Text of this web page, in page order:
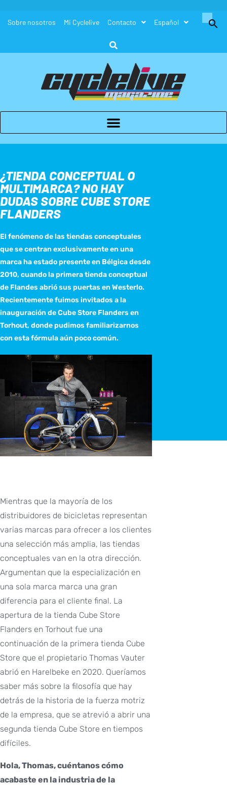
Sobre nosotros Mi Cyclelive Contacto Español
Buscar:
¿TIENDA CONCEPTUAL O
MULTIMARCA? NO HAY
DUDAS SOBRE CUBE STORE
FLANDERS
El fenómeno de las tiendas conceptuales
que se centran exclusivamente en una
marca ha estado presente en Bélgica desde
2010, cuando la primera tienda conceptual
de Flandes abrió sus puertas en Westerlo.
Recientemente fuimos invitados a la
inauguración de Cube Store Flanders en
Torhout, donde pudimos familiarizarnos
con esta fórmula aún poco común.
Mientras que la mayoría de los
distribuidores de bicicletas representan
varias marcas para ofrecer a los clientes
una selección más amplia, las tiendas
conceptuales van en la otra dirección.
Argumentan que la especialización en
una sola marca marca una gran
diferencia para el cliente final. La
apertura de la tienda Cube Store
Flanders en Torhout fue una
continuación de la primera tienda Cube
Store que el propietario Thomas Vauter
abrió en Harelbeke en 2020. Queríamos
saber más sobre la filosofía que hay
detrás de la historia de la fuerza motriz
de la empresa, que se atrevió a abrir una
segunda tienda Cube Store en tiempos
difíciles.
Hola, Thomas, cuéntanos cómo
acabaste en la industria de la